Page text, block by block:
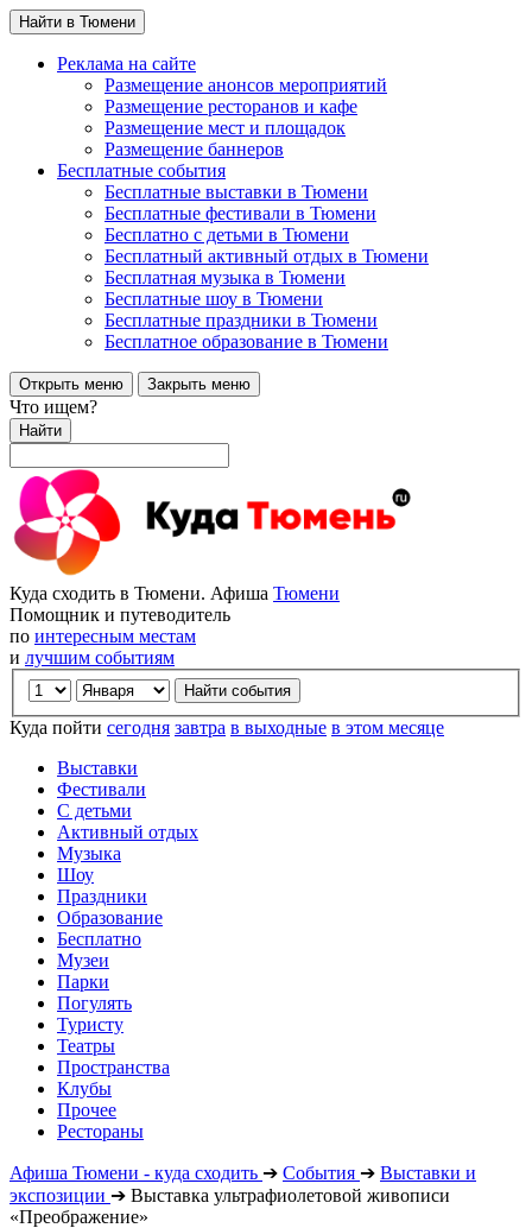
Найти в Тюмени
Реклама на сайте
Размещение анонсов мероприятий
Размещение ресторанов и кафе
Размещение мест и площадок
Размещение баннеров
Бесплатные события
Бесплатные выставки в Тюмени
Бесплатные фестивали в Тюмени
Бесплатно с детьми в Тюмени
Бесплатный активный отдых в Тюмени
Бесплатная музыка в Тюмени
Бесплатные шоу в Тюмени
Бесплатные праздники в Тюмени
Бесплатное образование в Тюмени
Открыть меню Закрыть меню
Что ищем?
Найти
Куда сходить в Тюмени. Афиша Тюмени
Помощник и путеводитель
по интересным местам
и лучшим событиям
Куда пойти сегодня завтра в выходные в этом месяце
Выставки
Фестивали
С детьми
Активный отдых
Музыка
Шоу
Праздники
Образование
Бесплатно
Музеи
Парки
Погулять
Туристу
Театры
Пространства
Клубы
Прочее
Рестораны
Афиша Тюмени - куда сходить ➔ События ➔ Выставки и
экспозиции ➔ Выставка ультрафиолетовой живописи
«Преображение»